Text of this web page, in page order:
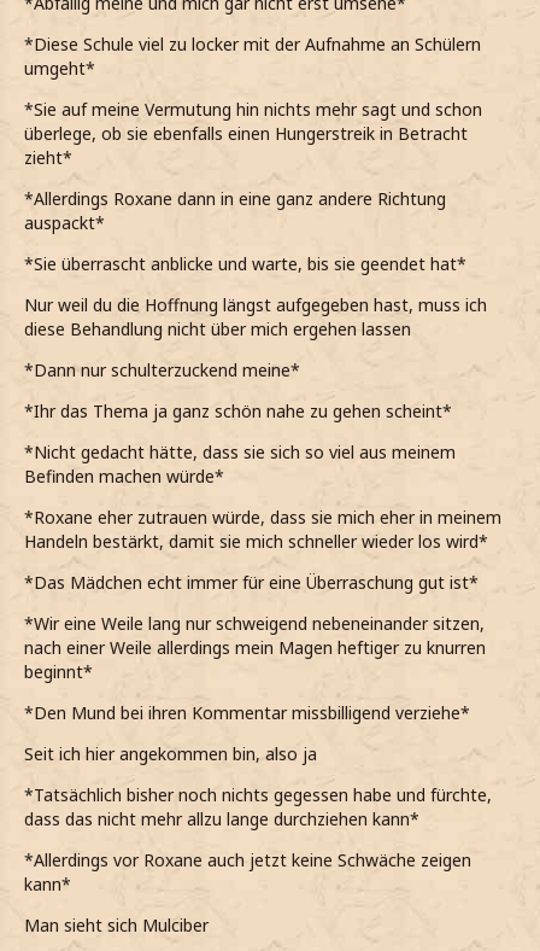
*Diese Schule viel zu locker mit der Aufnahme an Schülern
umgeht*
*Sie auf meine Vermutung hin nichts mehr sagt und schon
überlege, ob sie ebenfalls einen Hungerstreik in Betracht
zieht*
*Allerdings Roxane dann in eine ganz andere Richtung
auspackt*
*Sie überrascht anblicke und warte, bis sie geendet hat*
Nur weil du die Hoffnung längst aufgegeben hast, muss ich
diese Behandlung nicht über mich ergehen lassen
*Dann nur schulterzuckend meine*
*Ihr das Thema ja ganz schön nahe zu gehen scheint*
*Nicht gedacht hätte, dass sie sich so viel aus meinem
Befinden machen würde*
*Roxane eher zutrauen würde, dass sie mich eher in meinem
Handeln bestärkt, damit sie mich schneller wieder los wird*
*Das Mädchen echt immer für eine Überraschung gut ist*
*Wir eine Weile lang nur schweigend nebeneinander sitzen,
nach einer Weile allerdings mein Magen heftiger zu knurren
beginnt*
*Den Mund bei ihren Kommentar missbilligend verziehe*
Seit ich hier angekommen bin, also ja
*Tatsächlich bisher noch nichts gegessen habe und fürchte,
dass das nicht mehr allzu lange durchziehen kann*
*Allerdings vor Roxane auch jetzt keine Schwäche zeigen
kann*
Man sieht sich Mulciber